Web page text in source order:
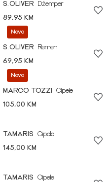
S.OLIVER
Džemper
89,95 KM
Novo
S.OLIVER
Remen
69,95 KM
Novo
MARCO TOZZI
Cipele
105,00 KM
TAMARIS
Cipele
145,00 KM
TAMARIS
Cipele